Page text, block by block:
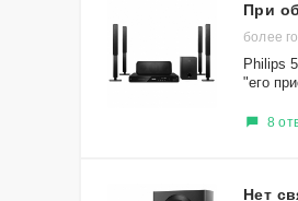
При
более
Philips
"его
8
Нет